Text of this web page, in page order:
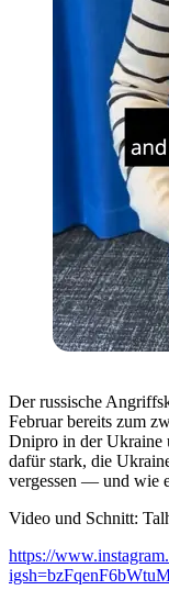
Der russische
Februar bereits zum
Dnipro in der Ukraine
dafür stark, die
vergessen — und wie
Video und Schnitt:
https://